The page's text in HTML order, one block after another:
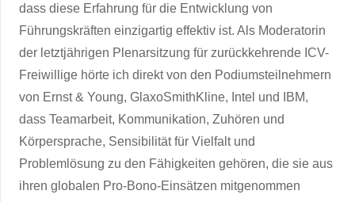
dass diese Erfahrung für die Entwicklung von
Führungskräften einzigartig effektiv ist. Als Moderatorin
der letztjährigen Plenarsitzung für zurückkehrende ICV-
Freiwillige hörte ich direkt von den Podiumsteilnehmern
von Ernst & Young, GlaxoSmithKline, Intel und IBM,
dass Teamarbeit, Kommunikation, Zuhören und
Körpersprache, Sensibilität für Vielfalt und
Problemlösung zu den Fähigkeiten gehören, die sie aus
ihren globalen Pro-Bono-Einsätzen mitgenommen